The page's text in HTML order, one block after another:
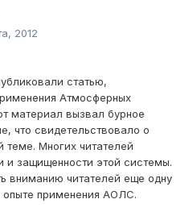
2012
статью,
Атмосферных
материал вызвал бурное
что свидетельствовало о
теме. Многих читателей
и защищенности этой системы.
вниманию читателей еще одну
применения АОЛС.